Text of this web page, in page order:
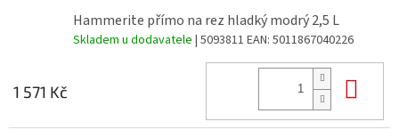
Hammerite přímo na rez hladký modrý 2,5 L
Skladem u dodavatele | 5093811 EAN: 5011867040226
1 571 Kč